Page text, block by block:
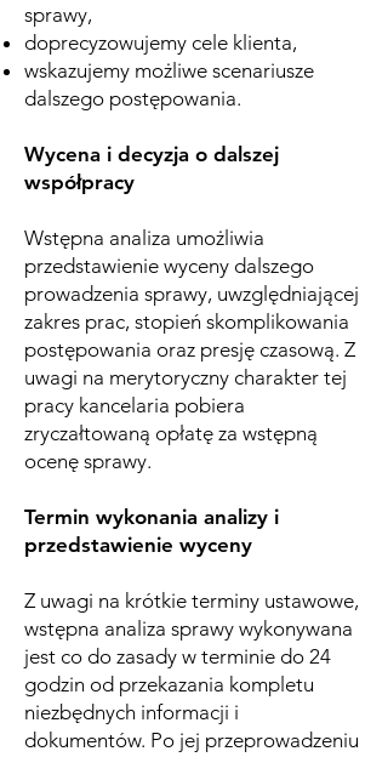
sprawy,
doprecyzowujemy cele klienta,
wskazujemy możliwe scenariusze
dalszego postępowania.
Wycena i decyzja o dalszej
współpracy
Wstępna analiza umożliwia
przedstawienie wyceny dalszego
prowadzenia sprawy, uwzględniającej
zakres prac, stopień skomplikowania
postępowania oraz presję czasową. Z
uwagi na merytoryczny charakter tej
pracy kancelaria pobiera
zryczałtowaną opłatę za wstępną
ocenę sprawy.
Termin wykonania analizy i
przedstawienie wyceny
Z uwagi na krótkie terminy ustawowe,
wstępna analiza sprawy wykonywana
jest co do zasady w terminie do 24
godzin od przekazania kompletu
niezbędnych informacji i
dokumentów. Po jej przeprowadzeniu